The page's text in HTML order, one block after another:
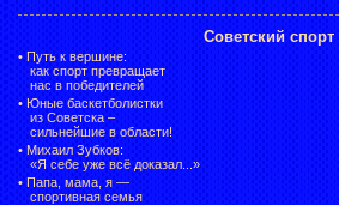
Советский спорт
• Путь к вершине:
как спорт превращает
нас в победителей
• Юные баскетболистки
из Советска –
сильнейшие в области!
• Михаил Зубков:
«Я себе уже всё доказал...»
• Папа, мама, я —
спортивная семья